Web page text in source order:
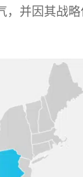
，并因其战略